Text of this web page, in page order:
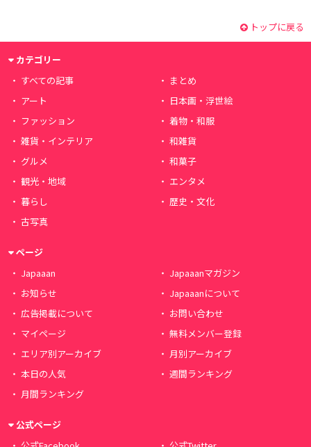
トップに戻る
カテゴリー
すべての記事
まとめ
アート
日本画・浮世絵
ファッション
着物・和服
雑貨・インテリア
和雑貨
グルメ
和菓子
観光・地域
エンタメ
暮らし
歴史・文化
古写真
ページ
Japaaan
Japaaanマガジン
お知らせ
Japaaanについて
広告掲載について
お問い合わせ
マイページ
無料メンバー登録
エリア別アーカイブ
月別アーカイブ
本日の人気
週間ランキング
月間ランキング
公式ページ